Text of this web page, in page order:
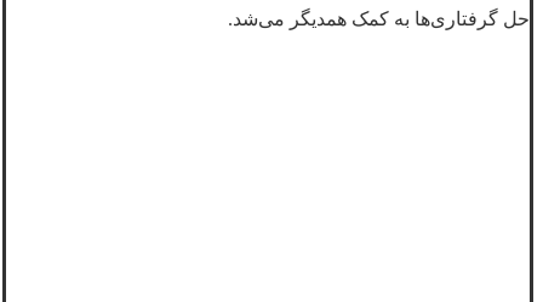
حل گرفتاری‌ها به کمک همدیگر می‌شد‎.